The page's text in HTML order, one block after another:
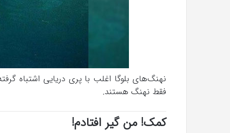
نهنگ‌های بلوگا اغلب با پری دریایی اشتباه
فقط نهنگ هستند.
کمک! من گیر افتادم!